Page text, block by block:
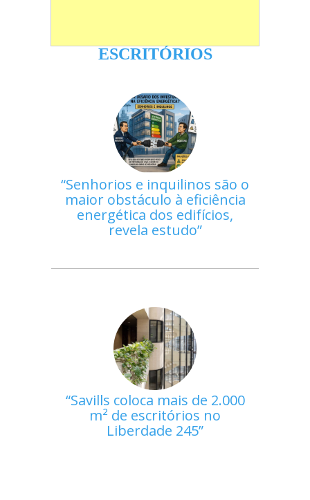
ESCRITÓRIOS
Senhorios e inquilinos são o
maior obstáculo à eficiência
energética dos edifícios,
revela estudo
Savills coloca mais de 2.000
m² de escritórios no
Liberdade 245